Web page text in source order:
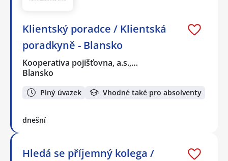
Klientský poradce / Klientská
poradkyně - Blansko
Kooperativa pojišťovna, a.s.,…
Blansko
Plný úvazek Vhodné také pro absolventy
dnešní
Hledá se příjemný kolega /